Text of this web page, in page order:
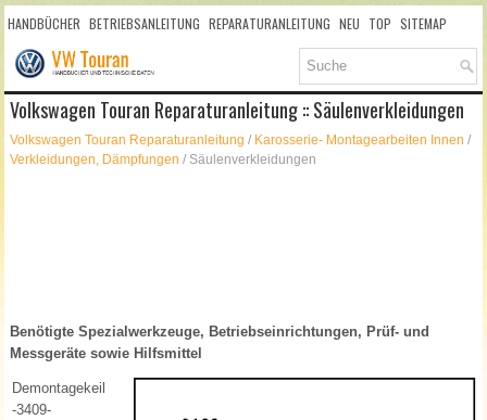
HANDBÜCHER BETRIEBSANLEITUNG REPARATURANLEITUNG NEU TOP SITEMAP
SUCHLAUF
Volkswagen Touran Reparaturanleitung :: Säulenverkleidungen
Volkswagen Touran Reparaturanleitung / Karosserie- Montagearbeiten Innen /
Verkleidungen, Dämpfungen / Säulenverkleidungen
Benötigte Spezialwerkzeuge, Betriebseinrichtungen, Prüf- und
Messgeräte sowie Hilfsmittel
Demontagekeil
-3409-